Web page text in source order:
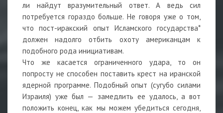
ли найдут вразумительный ответ. А ведь сил
потребуется гораздо больше. Не говоря уже о том,
что пост-иракский опыт Исламского государства*
должен надолго отбить охоту американцам к
подобного рода инициативам.
Что же касается ограниченного удара, то он
попросту не способен поставить крест на иранской
ядерной программе. Подобный опыт (сугубо силами
Израиля) уже был — замедлить ее удалось, а вот
положить конец, как мы можем убедиться сегодня,